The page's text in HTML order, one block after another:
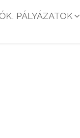
PÁLYÁZATOK